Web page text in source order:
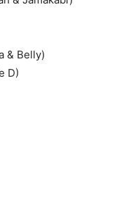
& Belly)
D)